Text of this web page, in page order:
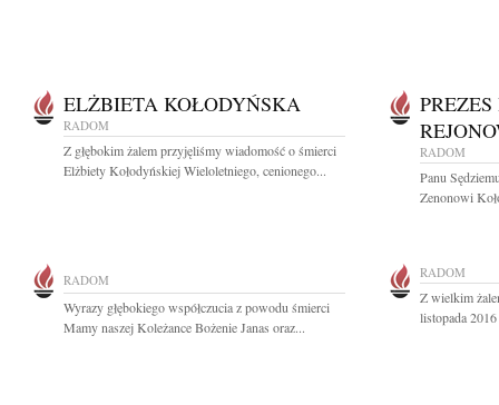
ELŻBIETA KOŁODYŃSKA
RADOM
Z głębokim żalem przyjęliśmy wiadomość o śmierci
Elżbiety Kołodyńskiej Wieloletniego, cenionego...
RADOM
Panu
Zenonowi
RADOM
Wyrazy głębokiego współczucia z powodu śmierci
Mamy naszej Koleżance Bożenie Janas oraz...
RADOM
Z wielkim
listopada